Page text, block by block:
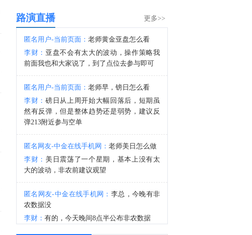
10:38:04
10:37:51
更多>>
路演直播
匿名用户-当前页面： 老师黄金亚盘怎么看
李财： 亚盘不会有太大的波动，操作策略我
前面我也和大家说了，到了点位去参与即可
匿名用户-当前页面： 老师早，镑日怎么看
李财： 磅日从上周开始大幅回落后，短期虽
然有反弹，但是整体趋势还是弱势，建议反
弹213附近参与空单
匿名网友-中金在线手机网： 老师美日怎么做
李财： 美日震荡了一个星期，基本上没有太
大的波动，非农前建议观望
匿名网友-中金在线手机网： 李总，今晚有非
农数据没
李财： 有的，今天晚间8点半公布非农数据